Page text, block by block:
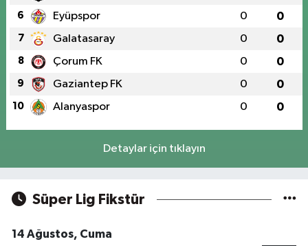
6 Eyüpspor 0 0
7 Galatasaray 0 0
8 Çorum FK 0 0
9 Gaziantep FK 0 0
10 Alanyaspor 0 0
Detaylar için tıklayın
Süper Lig Fikstür
14 Ağustos, Cuma